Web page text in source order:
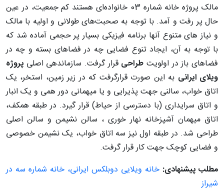
مالک پروژه خانه شماره 03 خانواده‌ای هستند کم جمعیت، در عین
حال پر رفت و آمد. با توجه به صحبت‌های طولانی و اولیه با مالک
و نیاز های متنوع آنها برنامه فیزیکی بسیار پر حجمی آماده شد که
با توجه به آن، ایجاد تنوع فضایی چه در فضاهای بسته و چه در
فضاهای باز در اولویت طراحی قرار گرفت. سازماندهی اصلی پروژه
ویلای ایرانی به این صورت قرارگرفت که در زیر زمین، استخر، یک
اتاق خواب، سالنی جهت پذیرایی و یا میهمانی دور همی و یک انبار
و اتاق سرایداری (با دسترسی از حیاط) قرار گیرد. در طبقه همکف،
اتاق میهمان آشپزخانه نهار خوری ، سالن نشیمن و سالن اصلی
طراحی شد. در طبقه اول نیز سه اتاق خواب، یک نشیمن خصوصی
و فضایی کوچک جهت کار قرار گرفت.
مطلب پیشنهادی: خانه ویلایی دوبلکس ایرانی، خانه شماره سه در
شیراز